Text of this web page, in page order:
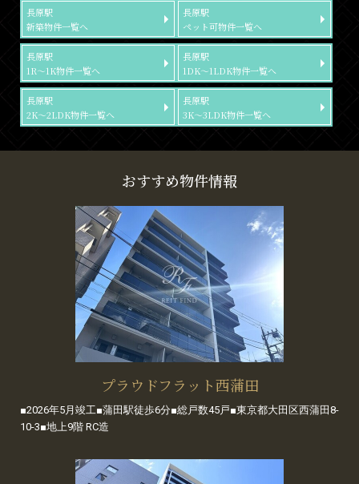
長原駅
新築物件一覧へ
長原駅
ペット可物件一覧へ
長原駅
1R～1K物件一覧へ
長原駅
1DK～1LDK物件一覧へ
長原駅
2K～2LDK物件一覧へ
長原駅
3K～3LDK物件一覧へ
おすすめ物件情報
プラウドフラット西蒲田
■2026年5月竣工■蒲田駅徒歩6分■総戸数45戸■東京都大田区西蒲田8-
10-3■地上9階 RC造